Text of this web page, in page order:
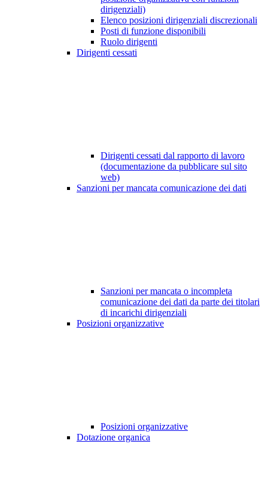
dirigenziali)
Elenco posizioni dirigenziali discrezionali
Posti di funzione disponibili
Ruolo dirigenti
Dirigenti cessati
Dirigenti cessati dal rapporto di lavoro
(documentazione da pubblicare sul sito
web)
Sanzioni per mancata comunicazione dei dati
Sanzioni per mancata o incompleta
comunicazione dei dati da parte dei titolari
di incarichi dirigenziali
Posizioni organizzative
Posizioni organizzative
Dotazione organica